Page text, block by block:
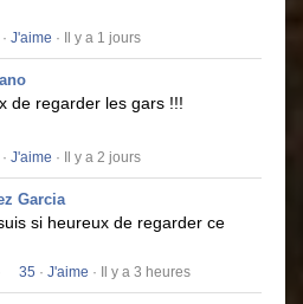
· J'aime · Il y a 1 jours
de regarder les gars !!!
· J'aime · Il y a 2 jours
Garcia
si heureux de regarder ce
35 · J'aime · Il y a 3 heures